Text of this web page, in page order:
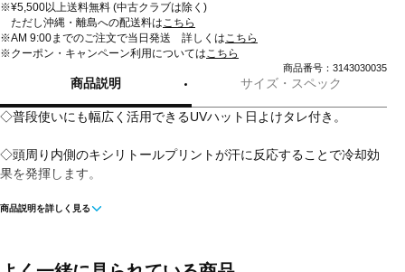
※¥5,500以上送料無料 (中古クラブは除く)
ただし沖縄・離島への配送料はこちら
※AM 9:00までのご注文で当日発送 詳しくはこちら
※クーポン・キャンペーン利用についてはこちら
商品番号：3143030035
商品説明 サイズ・スペック
◇普段使いにも幅広く活用できるUVハット日よけタレ付き。
◇頭周り内側のキシリトールプリントが汗に反応することで冷却効
果を発揮します。
◇日よけタレは着脱可能。首までしっかり隠れます。
商品説明を詳しく見る